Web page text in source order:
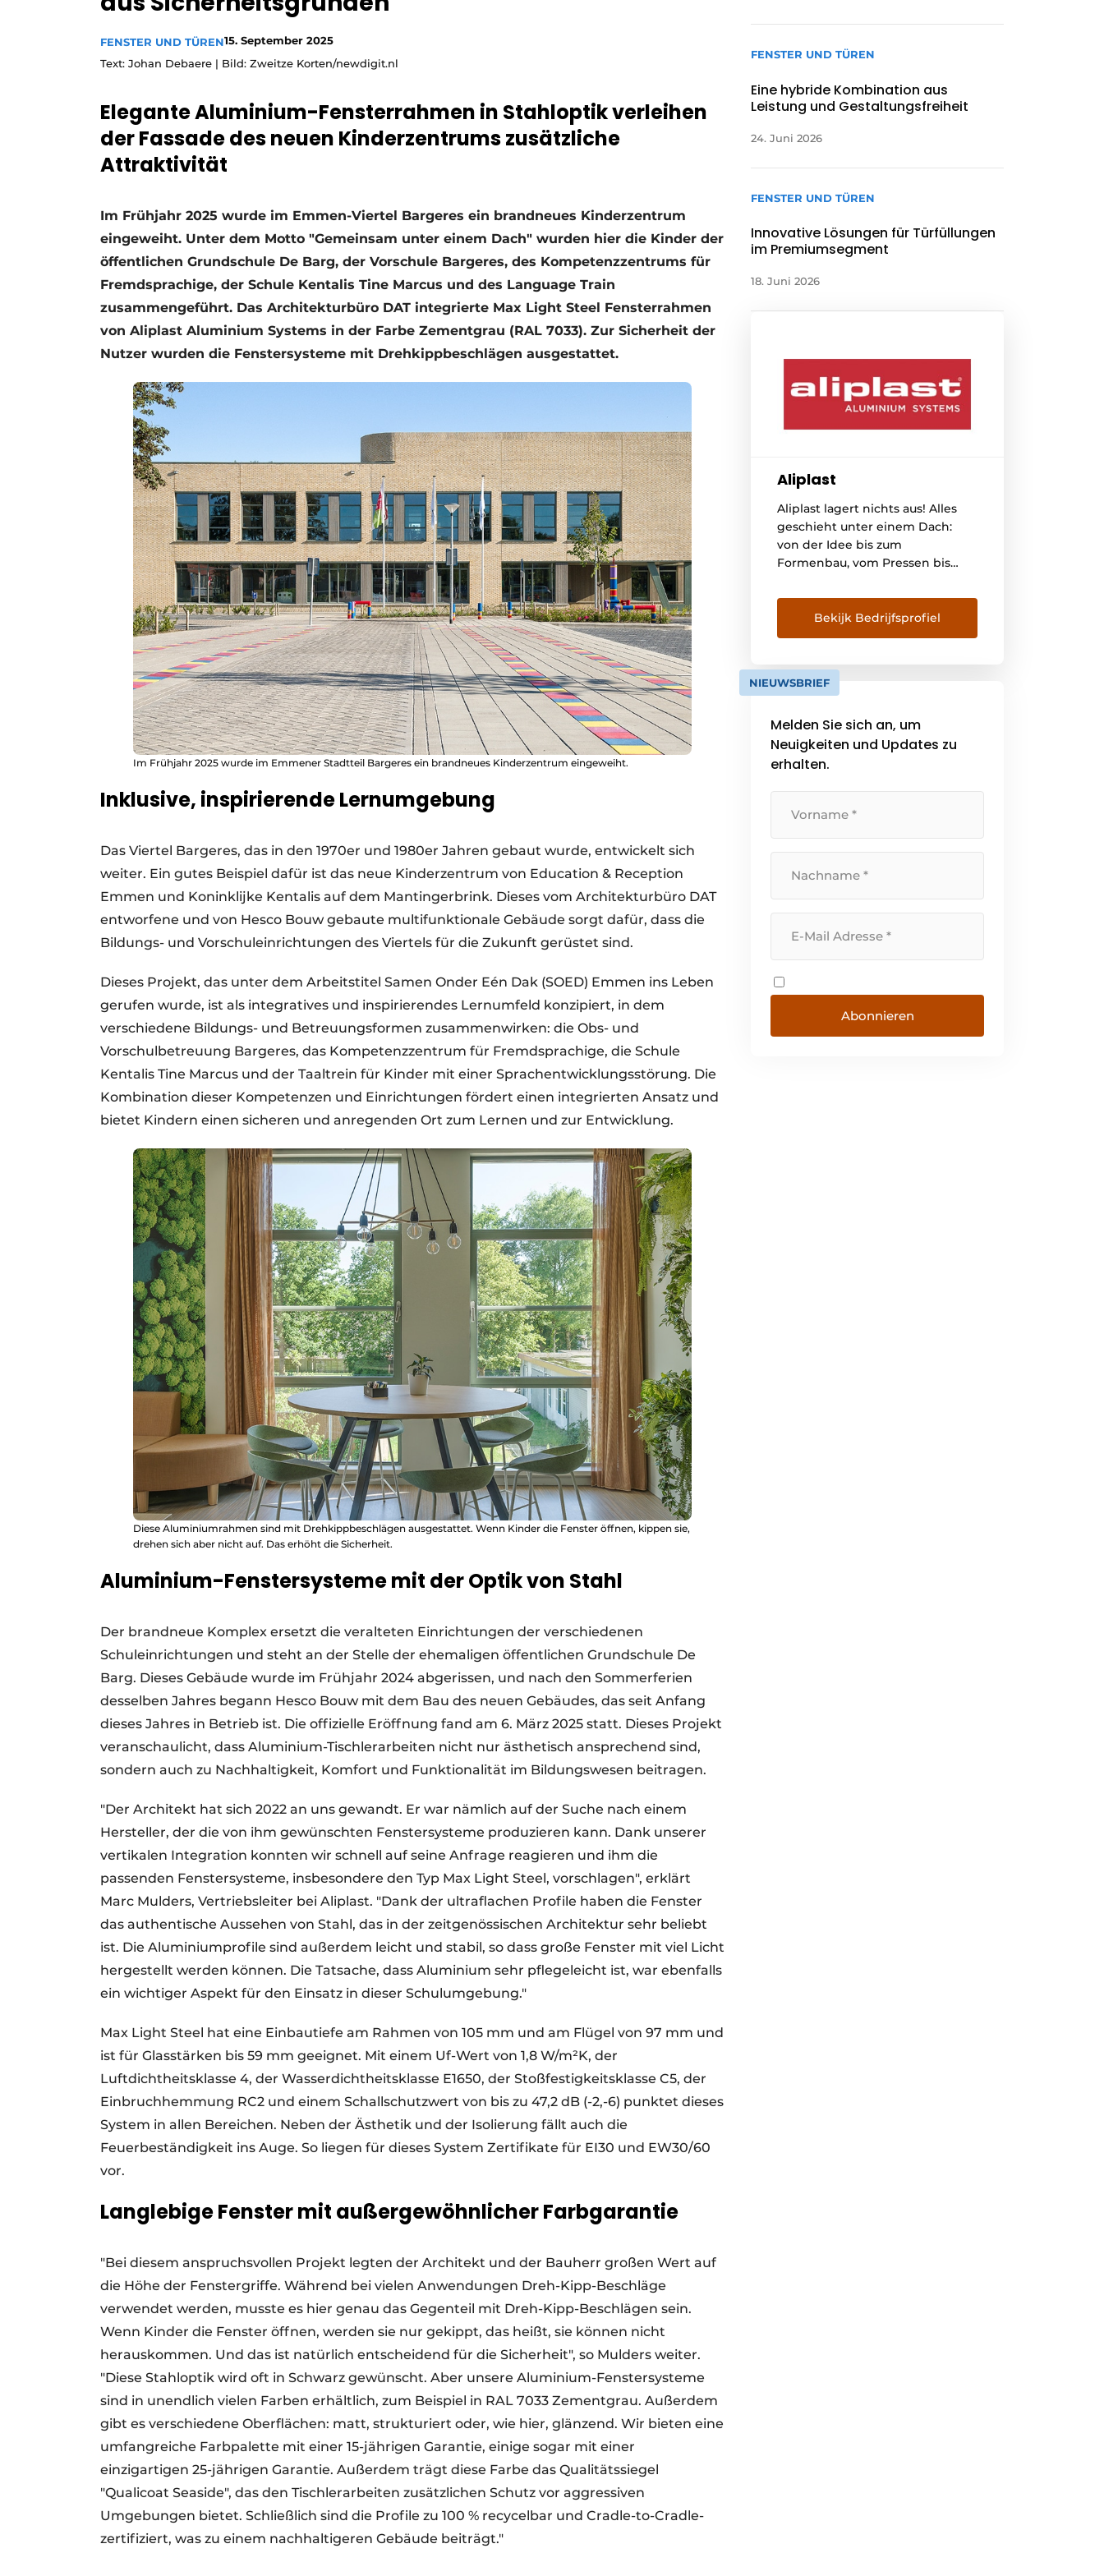
Ein Stellenangebot registrieren
Offene Stellen
Werben
FENSTER UND TÜREN15. September 2025
Text: Johan Debaere | Bild: Zweitze Korten/newdigit.nl
Elegante Aluminium-Fensterrahmen in Stahloptik verleihen
der Fassade des neuen Kinderzentrums zusätzliche
Attraktivität
Im Frühjahr 2025 wurde im Emmen-Viertel Bargeres ein brandneues Kinderzentrum
eingeweiht. Unter dem Motto "Gemeinsam unter einem Dach" wurden hier die Kinder der
öffentlichen Grundschule De Barg, der Vorschule Bargeres, des Kompetenzzentrums für
Fremdsprachige, der Schule Kentalis Tine Marcus und des Language Train
zusammengeführt. Das Architekturbüro DAT integrierte Max Light Steel Fensterrahmen
von Aliplast Aluminium Systems in der Farbe Zementgrau (RAL 7033). Zur Sicherheit der
Nutzer wurden die Fenstersysteme mit Drehkippbeschlägen ausgestattet.
Im Frühjahr 2025 wurde im Emmener Stadtteil Bargeres ein brandneues Kinderzentrum eingeweiht.
Inklusive, inspirierende Lernumgebung
Das Viertel Bargeres, das in den 1970er und 1980er Jahren gebaut wurde, entwickelt sich
weiter. Ein gutes Beispiel dafür ist das neue Kinderzentrum von Education & Reception
Emmen und Koninklijke Kentalis auf dem Mantingerbrink. Dieses vom Architekturbüro DAT
entworfene und von Hesco Bouw gebaute multifunktionale Gebäude sorgt dafür, dass die
Bildungs- und Vorschuleinrichtungen des Viertels für die Zukunft gerüstet sind.
Dieses Projekt, das unter dem Arbeitstitel Samen Onder Eén Dak (SOED) Emmen ins Leben
gerufen wurde, ist als integratives und inspirierendes Lernumfeld konzipiert, in dem
verschiedene Bildungs- und Betreuungsformen zusammenwirken: die Obs- und
Vorschulbetreuung Bargeres, das Kompetenzzentrum für Fremdsprachige, die Schule
Kentalis Tine Marcus und der Taaltrein für Kinder mit einer Sprachentwicklungsstörung. Die
Kombination dieser Kompetenzen und Einrichtungen fördert einen integrierten Ansatz und
bietet Kindern einen sicheren und anregenden Ort zum Lernen und zur Entwicklung.
Diese Aluminiumrahmen sind mit Drehkippbeschlägen ausgestattet. Wenn Kinder die Fenster öffnen, kippen sie,
drehen sich aber nicht auf. Das erhöht die Sicherheit.
Aluminium-Fenstersysteme mit der Optik von Stahl
Der brandneue Komplex ersetzt die veralteten Einrichtungen der verschiedenen
Schuleinrichtungen und steht an der Stelle der ehemaligen öffentlichen Grundschule De
Barg. Dieses Gebäude wurde im Frühjahr 2024 abgerissen, und nach den Sommerferien
desselben Jahres begann Hesco Bouw mit dem Bau des neuen Gebäudes, das seit Anfang
dieses Jahres in Betrieb ist. Die offizielle Eröffnung fand am 6. März 2025 statt. Dieses Projekt
veranschaulicht, dass Aluminium-Tischlerarbeiten nicht nur ästhetisch ansprechend sind,
sondern auch zu Nachhaltigkeit, Komfort und Funktionalität im Bildungswesen beitragen.
"Der Architekt hat sich 2022 an uns gewandt. Er war nämlich auf der Suche nach einem
Hersteller, der die von ihm gewünschten Fenstersysteme produzieren kann. Dank unserer
vertikalen Integration konnten wir schnell auf seine Anfrage reagieren und ihm die
passenden Fenstersysteme, insbesondere den Typ Max Light Steel, vorschlagen", erklärt
Marc Mulders, Vertriebsleiter bei Aliplast. "Dank der ultraflachen Profile haben die Fenster
das authentische Aussehen von Stahl, das in der zeitgenössischen Architektur sehr beliebt
ist. Die Aluminiumprofile sind außerdem leicht und stabil, so dass große Fenster mit viel Licht
hergestellt werden können. Die Tatsache, dass Aluminium sehr pflegeleicht ist, war ebenfalls
ein wichtiger Aspekt für den Einsatz in dieser Schulumgebung."
Max Light Steel hat eine Einbautiefe am Rahmen von 105 mm und am Flügel von 97 mm und
ist für Glasstärken bis 59 mm geeignet. Mit einem Uf-Wert von 1,8 W/m²K, der
Luftdichtheitsklasse 4, der Wasserdichtheitsklasse E1650, der Stoßfestigkeitsklasse C5, der
Einbruchhemmung RC2 und einem Schallschutzwert von bis zu 47,2 dB (-2,-6) punktet dieses
System in allen Bereichen. Neben der Ästhetik und der Isolierung fällt auch die
Feuerbeständigkeit ins Auge. So liegen für dieses System Zertifikate für EI30 und EW30/60
vor.
Langlebige Fenster mit außergewöhnlicher Farbgarantie
"Bei diesem anspruchsvollen Projekt legten der Architekt und der Bauherr großen Wert auf
die Höhe der Fenstergriffe. Während bei vielen Anwendungen Dreh-Kipp-Beschläge
verwendet werden, musste es hier genau das Gegenteil mit Dreh-Kipp-Beschlägen sein.
Wenn Kinder die Fenster öffnen, werden sie nur gekippt, das heißt, sie können nicht
herauskommen. Und das ist natürlich entscheidend für die Sicherheit", so Mulders weiter.
"Diese Stahloptik wird oft in Schwarz gewünscht. Aber unsere Aluminium-Fenstersysteme
sind in unendlich vielen Farben erhältlich, zum Beispiel in RAL 7033 Zementgrau. Außerdem
gibt es verschiedene Oberflächen: matt, strukturiert oder, wie hier, glänzend. Wir bieten eine
umfangreiche Farbpalette mit einer 15-jährigen Garantie, einige sogar mit einer
einzigartigen 25-jährigen Garantie. Außerdem trägt diese Farbe das Qualitätssiegel
"Qualicoat Seaside", das den Tischlerarbeiten zusätzlichen Schutz vor aggressiven
Umgebungen bietet. Schließlich sind die Profile zu 100 % recycelbar und Cradle-to-Cradle-
zertifiziert, was zu einem nachhaltigeren Gebäude beiträgt."
FENSTER UND TÜREN
Eine hybride Kombination aus
Leistung und Gestaltungsfreiheit
24. Juni 2026
FENSTER UND TÜREN
Innovative Lösungen für Türfüllungen
im Premiumsegment
18. Juni 2026
Aliplast
Aliplast lagert nichts aus! Alles
geschieht unter einem Dach:
von der Idee bis zum
Formenbau, vom Pressen bis
Oberflächenbehandlung bis zur
Beschichtung der Profile, von
der Isolierung und Verpackung
Herstellern von Fenstern, Türen,
Veranden, Schiebesystemen und
Frankreich, den Niederlanden,
Deutschland, der Schweiz,
Schweden, Dänemark,
Bekijk Bedrijfsprofiel
NIEUWSBRIEF
Melden Sie sich an, um
Neuigkeiten und Updates zu
erhalten.
Abonnieren